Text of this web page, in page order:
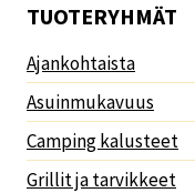
TUOTERYHMÄT
Ajankohtaista
Asuinmukavuus
Camping kalusteet
Grillit ja tarvikkeet